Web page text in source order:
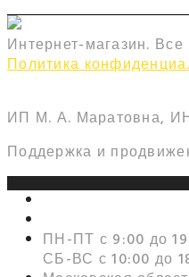
Интернет-магазин.
Политика
ИП М. А. Маратовна,
Поддержка и
ПН-ПТ с 9:00 до
СБ-ВС с 10:00 до